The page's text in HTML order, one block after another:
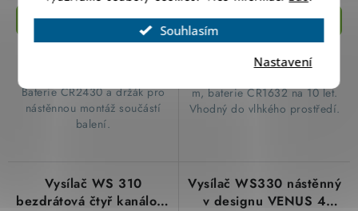
Souhlasím
Nastavení
​Černý 2kanálový ruční RF
Baterie CR2430 a držák pro
nástěnnou montáž součástí
balení.
​2kanálový ruční RF vysílač
ABB 3299-28908 na 868
m, baterie CR1632 na 10 let.
Vhodný do vlhkého prostředí.
Vysílač WS 310
bezdrátová čtyř kanálová
Vysílač WS330 nástěnný
v designu VENUS 4